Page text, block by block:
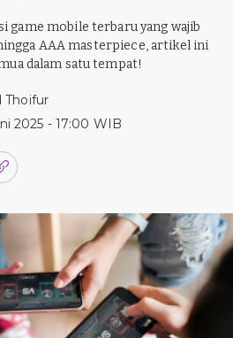
game mobile terbaru yang wajib
AAA masterpiece, artikel ini
dalam satu tempat!
Thoifur
2025 - 17:00 WIB